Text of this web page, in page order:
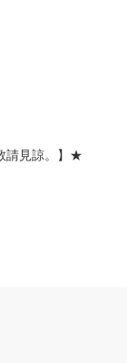
請見諒。】★